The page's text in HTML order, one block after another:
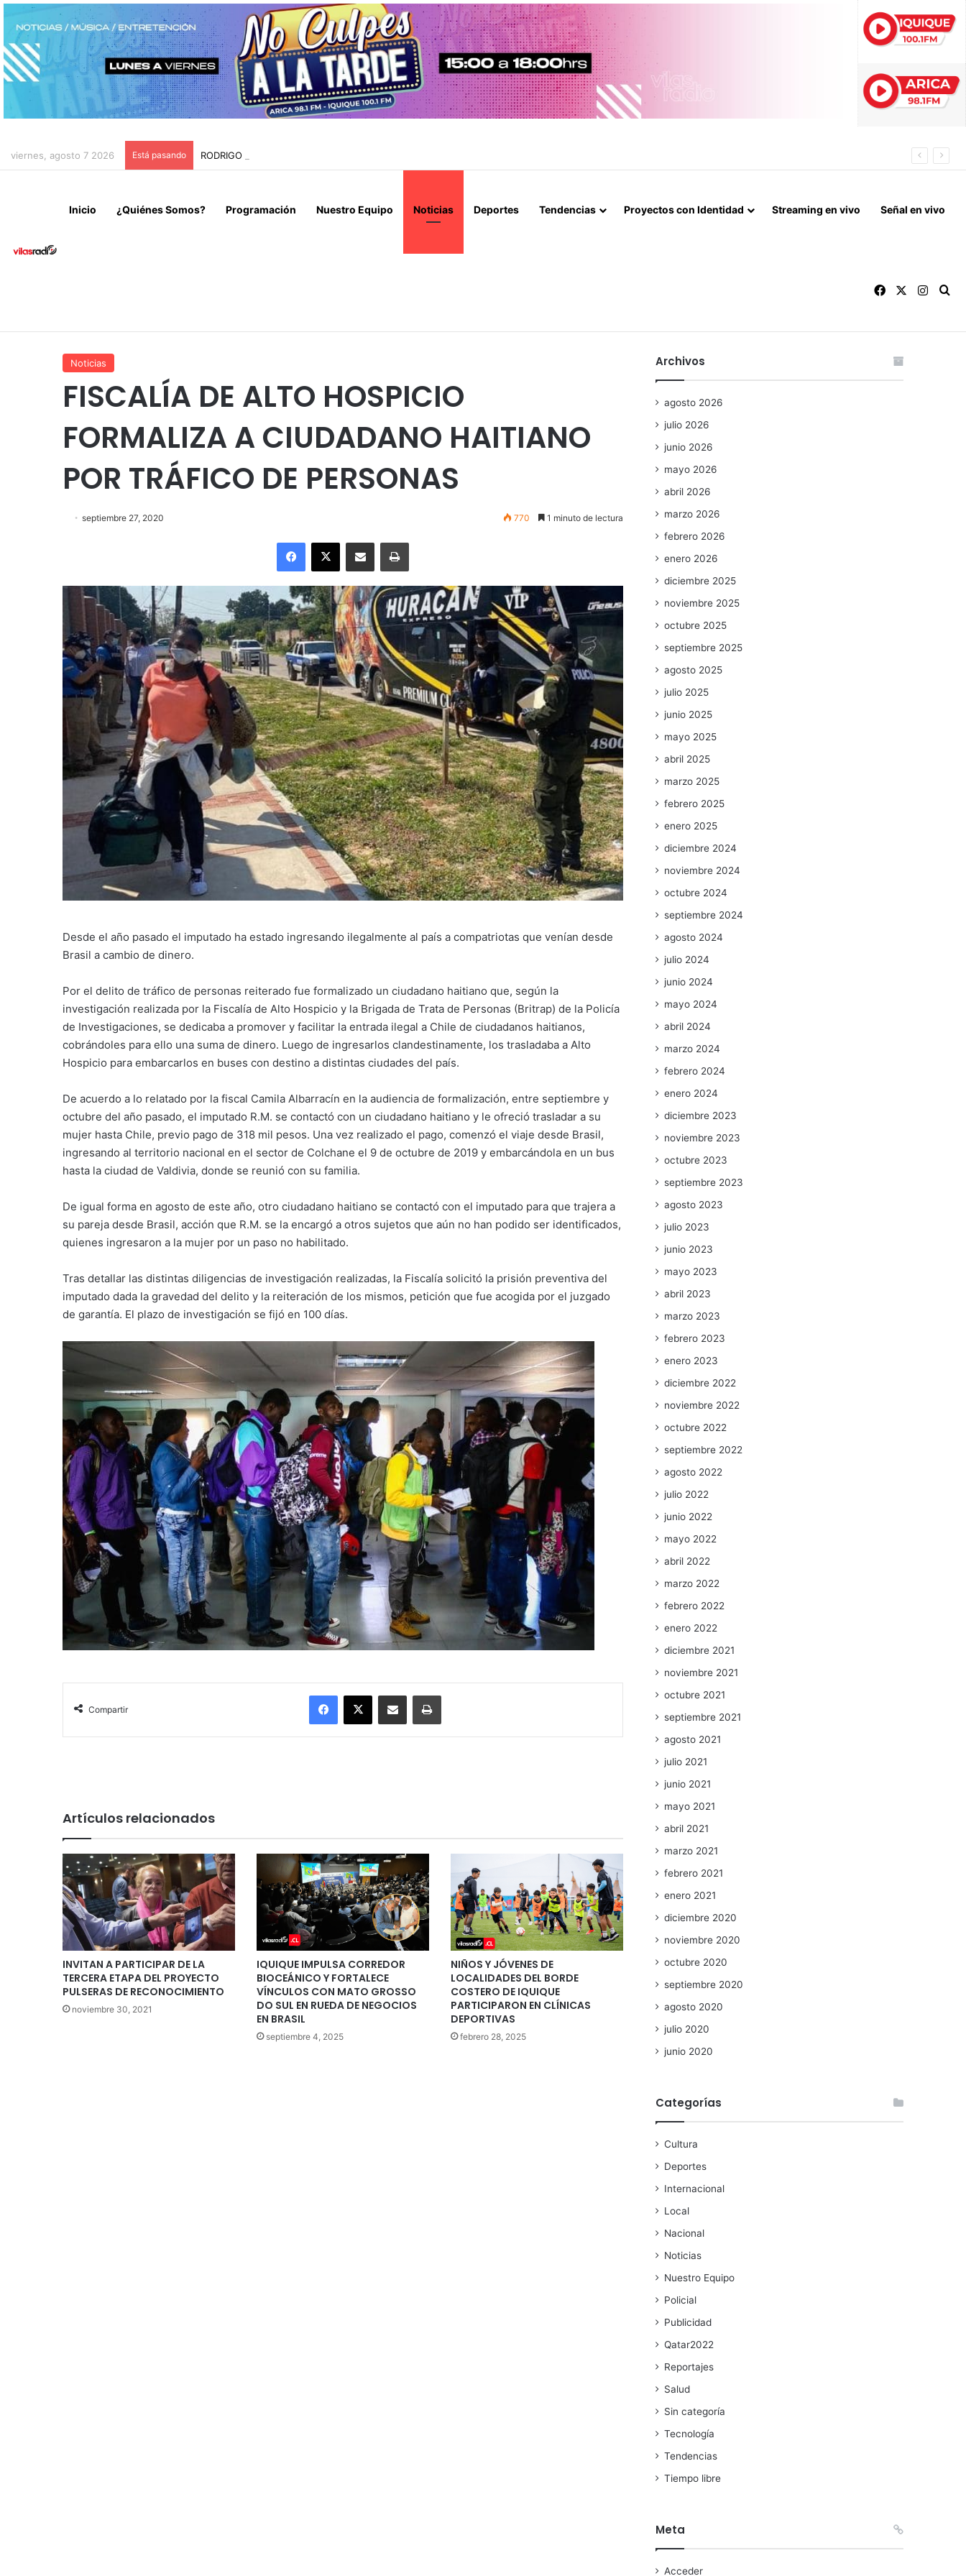
viernes, agosto 7 2026 Está pasando RODRIGO PAZ PROMETE UNA NUEVA ERA EN BOLIVIA SIN «JEFAZOS» Y PIDE DISCULPAS PÚBLICAS
Inicio ¿Quiénes Somos? Programación Nuestro Equipo Noticias Deportes Tendencias Proyectos con Identidad Streaming en vivo Señal en vivo
Facebook
Noticias
FISCALÍA DE ALTO HOSPICIO
FORMALIZA A CIUDADANO HAITIANO
POR TRÁFICO DE PERSONAS
septiembre 27, 2020 770 1 minuto de lectura
Facebook
X Enviar vía email Imprimir
Desde el año pasado el imputado ha estado ingresando ilegalmente al país a compatriotas que venían desde
Brasil a cambio de dinero.
Por el delito de tráfico de personas reiterado fue formalizado un ciudadano haitiano que, según la
investigación realizada por la Fiscalía de Alto Hospicio y la Brigada de Trata de Personas (Britrap) de la Policía
de Investigaciones, se dedicaba a promover y facilitar la entrada ilegal a Chile de ciudadanos haitianos,
cobrándoles para ello una suma de dinero. Luego de ingresarlos clandestinamente, los trasladaba a Alto
Hospicio para embarcarlos en buses con destino a distintas ciudades del país.
De acuerdo a lo relatado por la fiscal Camila Albarracín en la audiencia de formalización, entre septiembre y
octubre del año pasado, el imputado R.M. se contactó con un ciudadano haitiano y le ofreció trasladar a su
mujer hasta Chile, previo pago de 318 mil pesos. Una vez realizado el pago, comenzó el viaje desde Brasil,
ingresando al territorio nacional en el sector de Colchane el 9 de octubre de 2019 y embarcándola en un bus
hasta la ciudad de Valdivia, donde se reunió con su familia.
De igual forma en agosto de este año, otro ciudadano haitiano se contactó con el imputado para que trajera a
su pareja desde Brasil, acción que R.M. se la encargó a otros sujetos que aún no han podido ser identificados,
quienes ingresaron a la mujer por un paso no habilitado.
Tras detallar las distintas diligencias de investigación realizadas, la Fiscalía solicitó la prisión preventiva del
imputado dada la gravedad del delito y la reiteración de los mismos, petición que fue acogida por el juzgado
de garantía. El plazo de investigación se fijó en 100 días.
Compartir
Facebook
X Enviar vía email Imprimir
Artículos relacionados
INVITAN A PARTICIPAR DE LA
TERCERA ETAPA DEL PROYECTO
PULSERAS DE RECONOCIMIENTO
noviembre 30, 2021
IQUIQUE IMPULSA CORREDOR
BIOCEÁNICO Y FORTALECE
VÍNCULOS CON MATO GROSSO
DO SUL EN RUEDA DE NEGOCIOS
EN BRASIL
septiembre 4, 2025
NIÑOS Y JÓVENES DE
LOCALIDADES DEL BORDE
COSTERO DE IQUIQUE
PARTICIPARON EN CLÍNICAS
DEPORTIVAS
febrero 28, 2025
Archivos
agosto 2026
julio 2026
junio 2026
mayo 2026
abril 2026
marzo 2026
febrero 2026
enero 2026
diciembre 2025
noviembre 2025
octubre 2025
septiembre 2025
agosto 2025
julio 2025
junio 2025
mayo 2025
abril 2025
marzo 2025
febrero 2025
enero 2025
diciembre 2024
noviembre 2024
octubre 2024
septiembre 2024
agosto 2024
julio 2024
junio 2024
mayo 2024
abril 2024
marzo 2024
febrero 2024
enero 2024
diciembre 2023
noviembre 2023
octubre 2023
septiembre 2023
agosto 2023
julio 2023
junio 2023
mayo 2023
abril 2023
marzo 2023
febrero 2023
enero 2023
diciembre 2022
noviembre 2022
octubre 2022
septiembre 2022
agosto 2022
julio 2022
junio 2022
mayo 2022
abril 2022
marzo 2022
febrero 2022
enero 2022
diciembre 2021
noviembre 2021
octubre 2021
septiembre 2021
agosto 2021
julio 2021
junio 2021
mayo 2021
abril 2021
marzo 2021
febrero 2021
enero 2021
diciembre 2020
noviembre 2020
octubre 2020
septiembre 2020
agosto 2020
julio 2020
junio 2020
Categorías
Cultura
Deportes
Internacional
Local
Nacional
Noticias
Nuestro Equipo
Policial
Publicidad
Qatar2022
Reportajes
Salud
Sin categoría
Tecnología
Tendencias
Tiempo libre
Meta
Acceder